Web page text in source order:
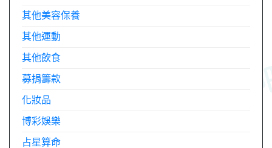
其他美容保養
其他運動
其他飲食
募捐籌款
化妝品
博彩娛樂
占星算命